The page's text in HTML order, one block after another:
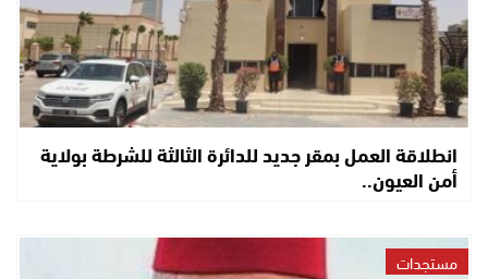
انطلاقة العمل بمقر جديد للدائرة الثالثة للشرطة بولاية
أمن العيون..
مستجدات